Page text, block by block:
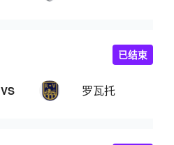
VS 罗瓦托
已结束